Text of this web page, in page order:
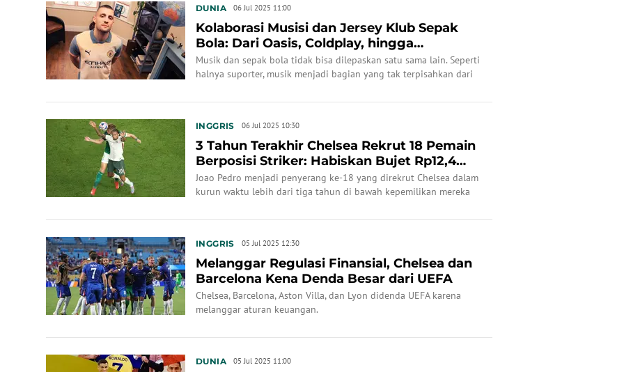
DUNIA 06 Jul 2025 11:00
Kolaborasi Musisi dan Jersey Klub Sepak
Bola: Dari Oasis, Coldplay, hingga
Motorhead
Musik dan sepak bola tidak bisa dilepaskan satu sama lain. Seperti
halnya suporter, musik menjadi bagian yang tak terpisahkan dari
INGGRIS 06 Jul 2025 10:30
3 Tahun Terakhir Chelsea Rekrut 18 Pemain
Berposisi Striker: Habiskan Bujet Rp12,4
Triliun...
Joao Pedro menjadi penyerang ke-18 yang direkrut Chelsea dalam
kurun waktu lebih dari tiga tahun di bawah kepemilikan mereka
INGGRIS 05 Jul 2025 12:30
Melanggar Regulasi Finansial, Chelsea dan
Barcelona Kena Denda Besar dari UEFA
Chelsea, Barcelona, Aston Villa, dan Lyon didenda UEFA karena
melanggar aturan keuangan.
DUNIA 05 Jul 2025 11:00